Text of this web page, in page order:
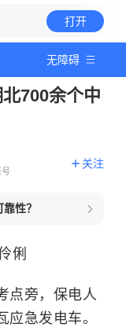
打开
无障碍
700余个中
关注
性？
俐
点旁，保电人
急发电车。